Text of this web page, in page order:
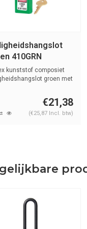
410GRN
kunststof composiet
groen met
€21,38
(€25,87 Incl. btw)